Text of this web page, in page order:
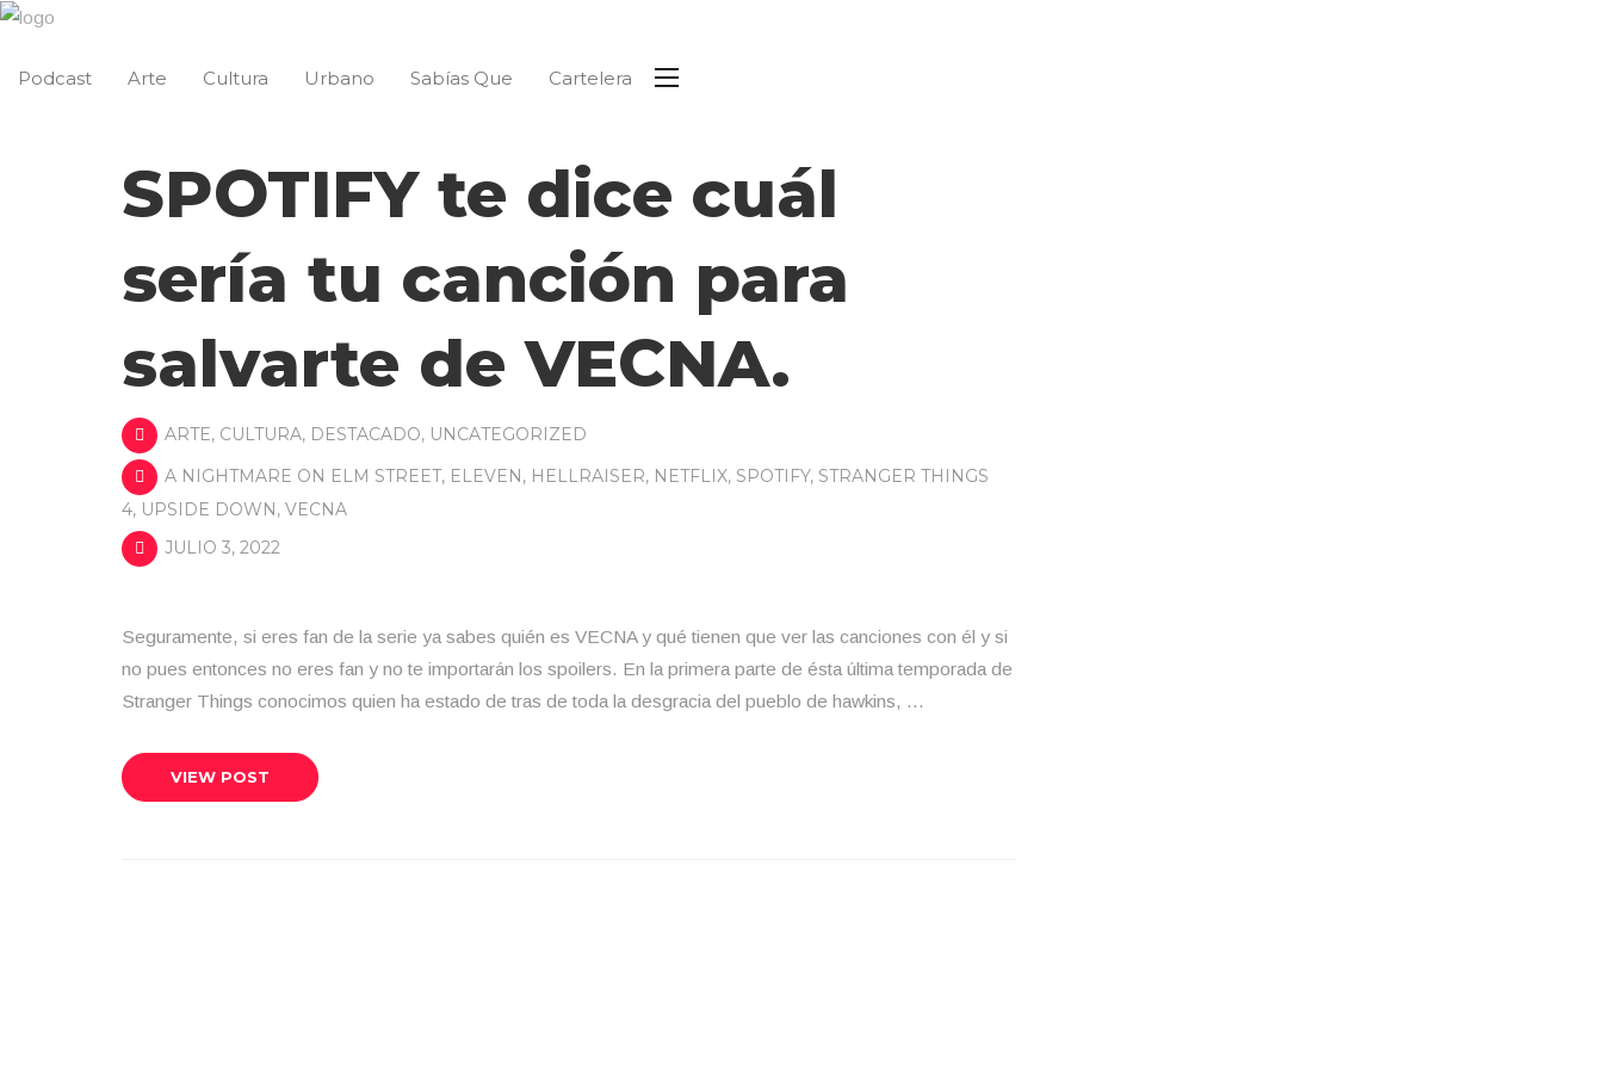
Podcast Arte Cultura Urbano Sabías Que Cartelera
SPOTIFY te dice cuál
sería tu canción para
salvarte de VECNA.
ARTE, CULTURA, DESTACADO, UNCATEGORIZED
A NIGHTMARE ON ELM STREET, ELEVEN, HELLRAISER, NETFLIX, SPOTIFY, STRANGER THINGS
4, UPSIDE DOWN, VECNA
JULIO 3, 2022
Seguramente, si eres fan de la serie ya sabes quién es VECNA y qué tienen que ver las canciones con él y si
no pues entonces no eres fan y no te importarán los spoilers. En la primera parte de ésta última temporada de
Stranger Things conocimos quien ha estado de tras de toda la desgracia del pueblo de hawkins, …
VIEW POST